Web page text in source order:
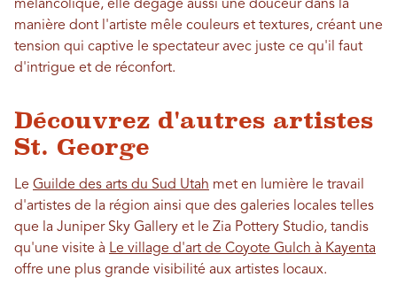
mélancolique, elle dégage aussi une douceur dans la
manière dont l'artiste mêle couleurs et textures, créant une
tension qui captive le spectateur avec juste ce qu'il faut
d'intrigue et de réconfort.
Découvrez d'autres artistes
St. George
Le Guilde des arts du Sud Utah met en lumière le travail
d'artistes de la région ainsi que des galeries locales telles
que la Juniper Sky Gallery et le Zia Pottery Studio, tandis
qu'une visite à Le village d'art de Coyote Gulch à Kayenta
offre une plus grande visibilité aux artistes locaux.